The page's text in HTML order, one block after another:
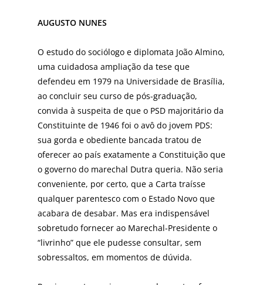
AUGUSTO NUNES
O estudo do sociólogo e diplomata João Almino,
uma cuidadosa ampliação da tese que
defendeu em 1979 na Universidade de Brasília,
ao concluir seu curso de pós-graduação,
convida à suspeita de que o PSD majoritário da
Constituinte de 1946 foi o avô do jovem PDS:
sua gorda e obediente bancada tratou de
oferecer ao país exatamente a Constituição que
o governo do marechal Dutra queria. Não seria
conveniente, por certo, que a Carta traísse
qualquer parentesco com o Estado Novo que
acabara de desabar. Mas era indispensável
sobretudo fornecer ao Marechal-Presidente o
“livrinho” que ele pudesse consultar, sem
sobressaltos, em momentos de dúvida.